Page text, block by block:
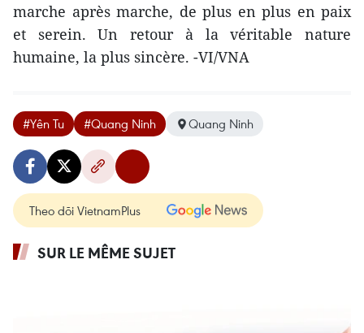
marche après marche, de plus en plus en paix
et serein. Un retour à la véritable nature
humaine, la plus sincère. -VI/VNA
#Yên Tu #Quang Ninh Quang Ninh
Theo dõi VietnamPlus
SUR LE MÊME SUJET